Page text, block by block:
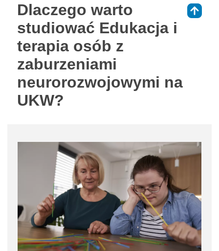
Dlaczego warto
studiować Edukacja i
terapia osób z
zaburzeniami
neurorozwojowymi na
UKW?